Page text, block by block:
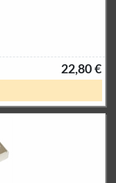
22,80 €